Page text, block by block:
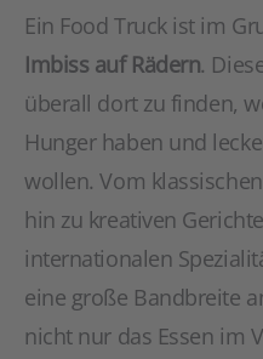
Ein Food Truck ist im
Imbiss auf Rädern.
überall dort zu finden,
Hunger haben und
wollen. Vom
hin zu kreativen
internationalen
eine große Bandbreite
nicht nur das Essen im